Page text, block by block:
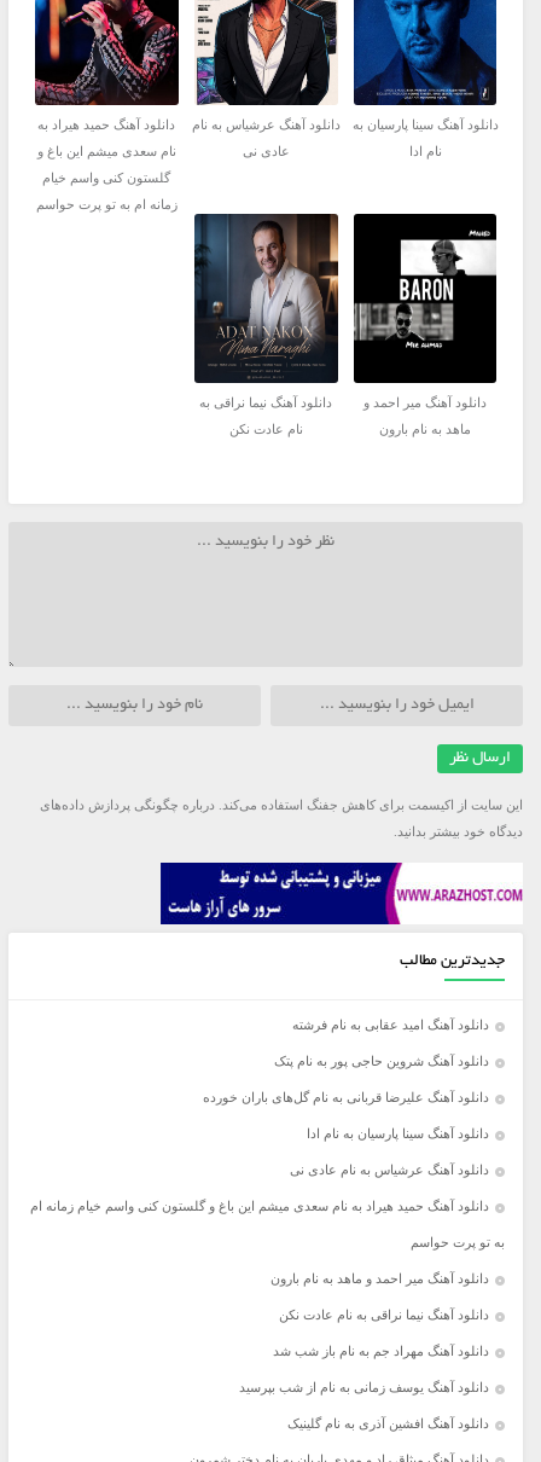
دانلود آهنگ سینا پارسیان به
نام ادا
دانلود آهنگ عرشیاس به نام
عادی نی
دانلود آهنگ حمید هیراد به
نام سعدی میشم این باغ و
گلستون کنی واسم خیام
زمانه ام به تو پرت حواسم
دانلود آهنگ میر احمد و
ماهد به نام بارون
دانلود آهنگ نیما نراقی به
نام عادت نکن
این سایت از اکیسمت برای کاهش جفنگ استفاده می‌کند. درباره چگونگی پردازش داده‌های
دیدگاه خود بیشتر بدانید.
جدیدترین مطالب
دانلود آهنگ امید عقابی به نام فرشته
دانلود آهنگ شروین حاجی پور به نام پتک
دانلود آهنگ علیرضا قربانی به نام گل‌های باران خورده
دانلود آهنگ سینا پارسیان به نام ادا
دانلود آهنگ عرشیاس به نام عادی نی
دانلود آهنگ حمید هیراد به نام سعدی میشم این باغ و گلستون کنی واسم خیام زمانه ام
به تو پرت حواسم
دانلود آهنگ میر احمد و ماهد به نام بارون
دانلود آهنگ نیما نراقی به نام عادت نکن
دانلود آهنگ مهراد جم به نام باز شب شد
دانلود آهنگ یوسف زمانی به نام از شب بپرسید
دانلود آهنگ افشین آذری به نام گلینیک